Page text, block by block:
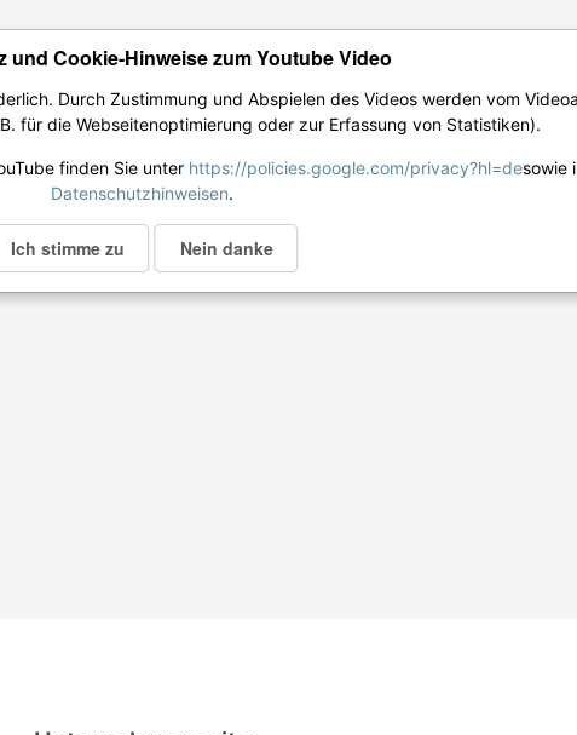
und Cookie-Hinweise zum Youtube Video
Durch Zustimmung und Abspielen des Videos werden vom
für die Webseitenoptimierung oder zur Erfassung von Statistiken).
finden Sie unter https://policies.google.com/privacy?hl=desowie
Datenschutzhinweisen.
Ich stimme zu Nein danke